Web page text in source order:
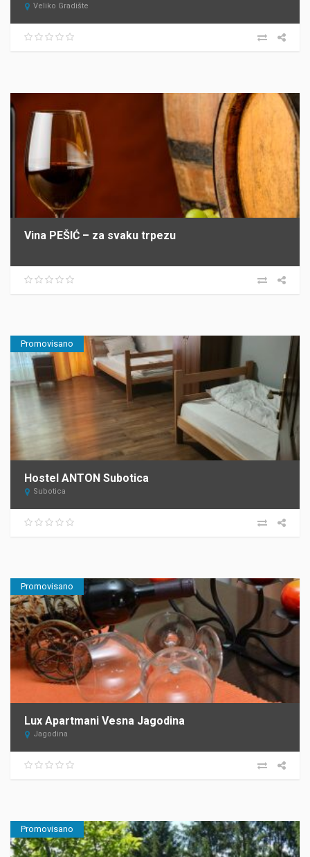
Veliko Gradište
Vina PEŠIĆ – za svaku trpezu
Promovisano
Hostel ANTON Subotica
Subotica
Promovisano
Lux Apartmani Vesna Jagodina
Jagodina
Promovisano